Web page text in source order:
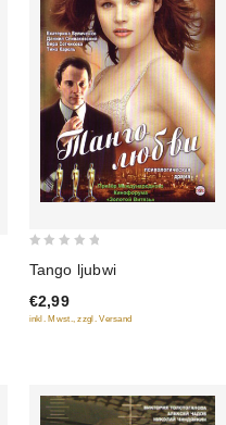
of
5
Tango ljubwi
€2,99
inkl. Mwst., zzgl. Versand